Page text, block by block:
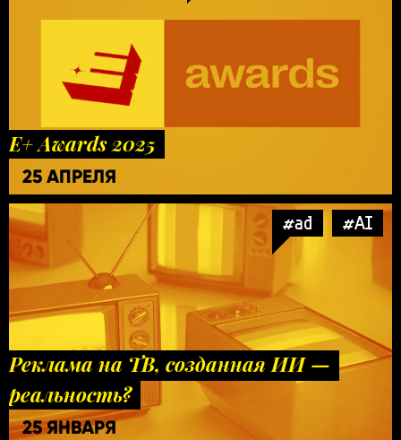
E+ Awards 2025
25 АПРЕЛЯ
#ad #AI
Реклама на ТВ, созданная ИИ —
реальность?
25 ЯНВАРЯ